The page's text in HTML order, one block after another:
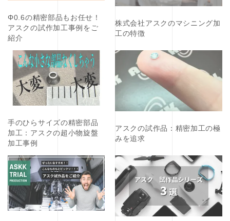
Φ0.6の精密部品もお任せ！
アスクの試作加工事例をご
紹介
株式会社アスクのマシニング加
工の特徴
手のひらサイズの精密部品
加工：アスクの超小物旋盤
加工事例
アスクの試作品：精密加工の極
みを追求